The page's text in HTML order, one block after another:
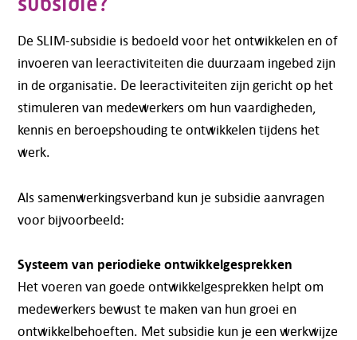
De SLIM-subsidie is bedoeld voor het ontwikkelen en of
invoeren van leeractiviteiten die duurzaam ingebed zijn
in de organisatie. De leeractiviteiten zijn gericht op het
stimuleren van medewerkers om hun vaardigheden,
kennis en beroepshouding te ontwikkelen tijdens het
werk.
Als samenwerkingsverband kun je subsidie aanvragen
voor bijvoorbeeld:
Systeem van periodieke ontwikkelgesprekken
Het voeren van goede ontwikkelgesprekken helpt om
medewerkers bewust te maken van hun groei en
ontwikkelbehoeften. Met subsidie kun je een werkwijze